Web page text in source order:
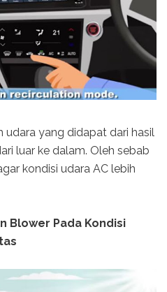
udara yang didapat dari hasil
luar ke dalam. Oleh sebab
kondisi udara AC lebih
Blower Pada Kondisi